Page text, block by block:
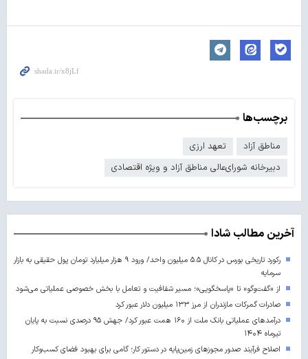
برچسب‌ها
مناطق آزاد
تعهد ارزی
دبیرخانه شورای‌عالی مناطق آزاد و ویژه اقتصادی
آخرین مطالب شادا
رکورد تاریخی بورس در کانال ۵.۵ میلیون واحد/ ورود ۹ هزار میلیارد تومان پول حقیقی به بازار
سرمایه
از «گفت‌وگو» تا «پاسخگویی»؛ مسیر شفافیت و تعامل با بخش خصوصی عملیاتی می‌شود
صادرات گمرکات مازندران از مرز ۱۳۳ میلیون دلار عبور کرد
درآمدهای عملیاتی بانک ملت از ۱۶۰ همت عبور کرد/ جهش ۹۵ درصدی نسبت به پایان
تیرماه ۱۴۰۴
اصلاح فرآیند صدور مجوزهای زمین‌پایه در دستور کار؛ گامی برای بهبود فضای کسب‌وکار